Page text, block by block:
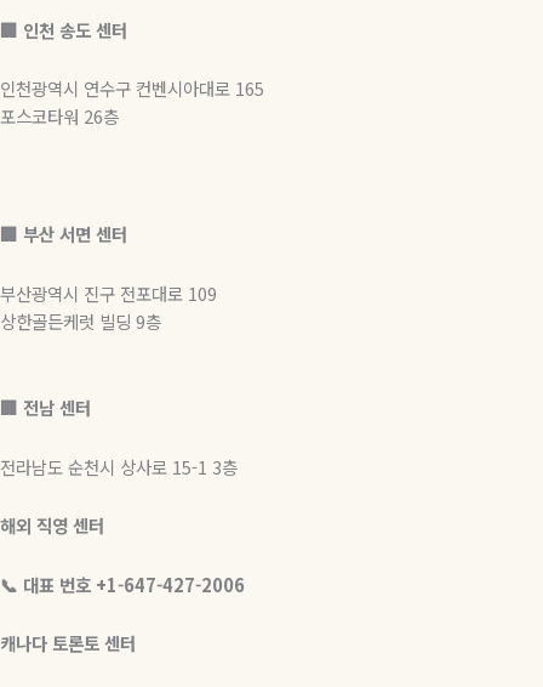
🏢 인천 송도 센터
인천광역시 연수구 컨벤시아대로 165
포스코타워 26층
🏢 부산 서면 센터
부산광역시 진구 전포대로 109
상한골든케럿 빌딩 9층
🏢 전남 센터
전라남도 순천시 상사로 15-1 3층
해외 직영 센터
📞 대표 번호 +1-647-427-2006
캐나다 토론토 센터